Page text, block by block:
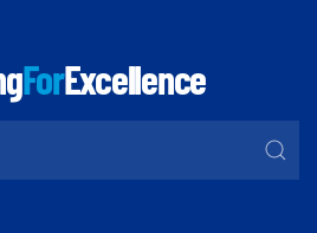
ForExcellence